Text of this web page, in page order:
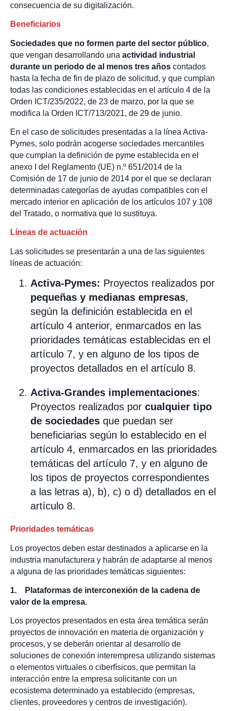
consecuencia de su digitalización.
Beneficiarios
Sociedades que no formen parte del sector público,
que vengan desarrollando una actividad industrial
durante un periodo de al menos tres años contados
hasta la fecha de fin de plazo de solicitud, y que cumplan
todas las condiciones establecidas en el artículo 4 de la
Orden ICT/235/2022, de 23 de marzo, por la que se
modifica la Orden ICT/713/2021, de 29 de junio.
En el caso de solicitudes presentadas a la línea Activa-
Pymes, solo podrán acogerse sociedades mercantiles
que cumplan la definición de pyme establecida en el
anexo I del Reglamento (UE) n.º 651/2014 de la
Comisión de 17 de junio de 2014 por el que se declaran
determinadas categorías de ayudas compatibles con el
mercado interior en aplicación de los artículos 107 y 108
del Tratado, o normativa que lo sustituya.
Líneas de actuación
Las solicitudes se presentarán a una de las siguientes
líneas de actuación:
Activa-Pymes: Proyectos realizados por
pequeñas y medianas empresas,
según la definición establecida en el
artículo 4 anterior, enmarcados en las
prioridades temáticas establecidas en el
artículo 7, y en alguno de los tipos de
proyectos detallados en el artículo 8.
Activa-Grandes implementaciones:
Proyectos realizados por cualquier tipo
de sociedades que puedan ser
beneficiarias según lo establecido en el
artículo 4, enmarcados en las prioridades
temáticas del artículo 7, y en alguno de
los tipos de proyectos correspondientes
a las letras a), b), c) o d) detallados en el
artículo 8.
Prioridades temáticas
Los proyectos deben estar destinados a aplicarse en la
industria manufacturera y habrán de adaptarse al menos
a alguna de las prioridades temáticas siguientes:
1. Plataformas de interconexión de la cadena de
valor de la empresa.
Los proyectos presentados en esta área temática serán
proyectos de innovación en materia de organización y
procesos, y se deberán orientar al desarrollo de
soluciones de conexión interempresa utilizando sistemas
o elementos virtuales o ciberfísicos, que permitan la
interacción entre la empresa solicitante con un
ecosistema determinado ya establecido (empresas,
clientes, proveedores y centros de investigación).